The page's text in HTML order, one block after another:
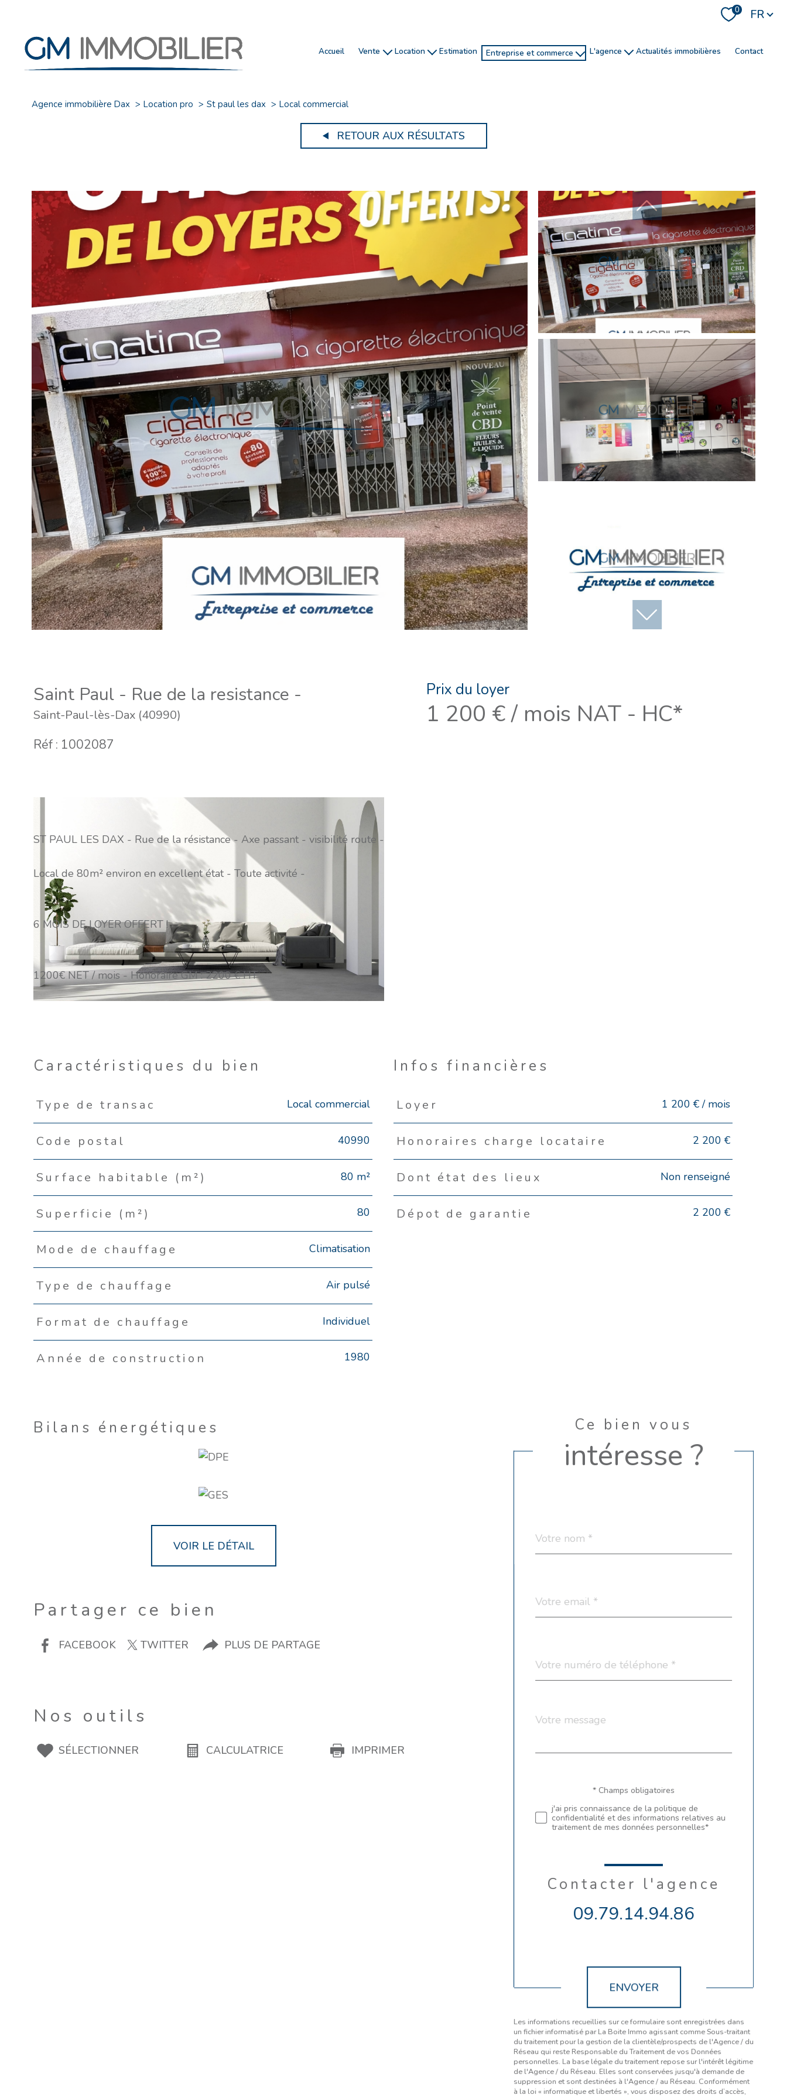
0 Langue
FR
accueil vente
chasseur immobilier
location estimation entreprise et commerce l'agence actualités immobilières contact
Agence immobilière Dax Location pro St paul les dax Local commercial
RETOUR AUX RÉSULTATS
Saint Paul - Rue de la resistance -
Saint-Paul-lès-Dax (40990)
Réf : 1002087
ST PAUL LES DAX - Rue de la résistance - Axe passant - visibilité route -
Local de 80m² environ en excellent état - Toute activité -
6 MOIS DE LOYER OFFERT !
1200€ NET / mois - Honoraire GM : 2200 € HT
Prix du loyer
1 200 € / mois NAT - HC*
Caractéristiques du bien
Caractéristiques Valeurs
Type de transac Local commercial
Code postal 40990
Surface habitable (m²) 80 m²
Superficie (m²) 80
Mode de chauffage Climatisation
Type de chauffage Air pulsé
Format de chauffage Individuel
Année de construction 1980
Infos financières
Caractéristiques
Loyer 1 200 € / mois
Honoraires charge locataire 2 200 €
Dont état des lieux Non renseigné
Dépot de garantie 2 200 €
Bilans énergétiques
VOIR LE DÉTAIL
Partager ce bien
FACEBOOK TWITTER PLUS DE PARTAGE
Nos outils
SÉLECTIONNER CALCULATRICE IMPRIMER
Ce bien vous
intéresse ?
par
*
*
*
Fieldset
défaut
Message
*
Validation* Champs obligatoires
j'ai pris connaissance de la politique de
confidentialité et des informations relatives au
traitement de mes données personnelles*
Contacter l'agence
09.79.14.94.86
ENVOYER
Les informations recueillies sur ce formulaire sont enregistrées dans
un fichier informatisé par La Boite Immo agissant comme Sous-traitant
du traitement pour la gestion de la clientèle/prospects de l'Agence / du
Réseau qui reste Responsable du Traitement de vos Données
personnelles. La base légale du traitement repose sur l'intérêt légitime
de l'Agence / du Réseau. Elles sont conservées jusqu'à demande de
suppression et sont destinées à l'Agence / au Réseau. Conformément
à la loi « informatique et libertés », vous disposez des droits d’accès,